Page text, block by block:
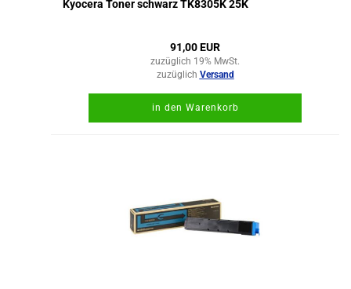
Kyocera Toner schwarz TK8305K 25K
91,00 EUR
zuzüglich 19% MwSt.
zuzüglich Versand
in den Warenkorb